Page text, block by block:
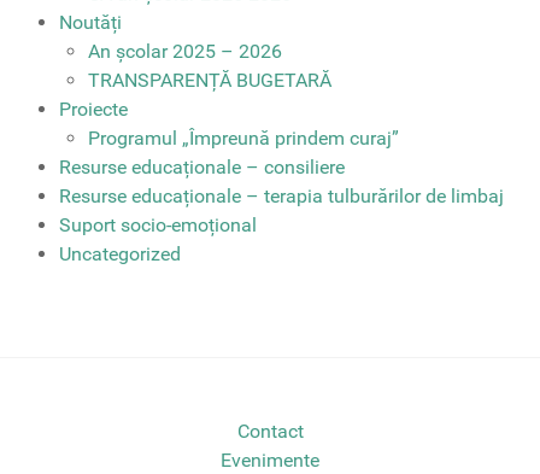
Noutăți
An școlar 2025 – 2026
TRANSPARENȚĂ BUGETARĂ
Proiecte
Programul „Împreună prindem curaj”
Resurse educaționale – consiliere
Resurse educaționale – terapia tulburărilor de limbaj
Suport socio-emoțional
Uncategorized
Contact
Evenimente